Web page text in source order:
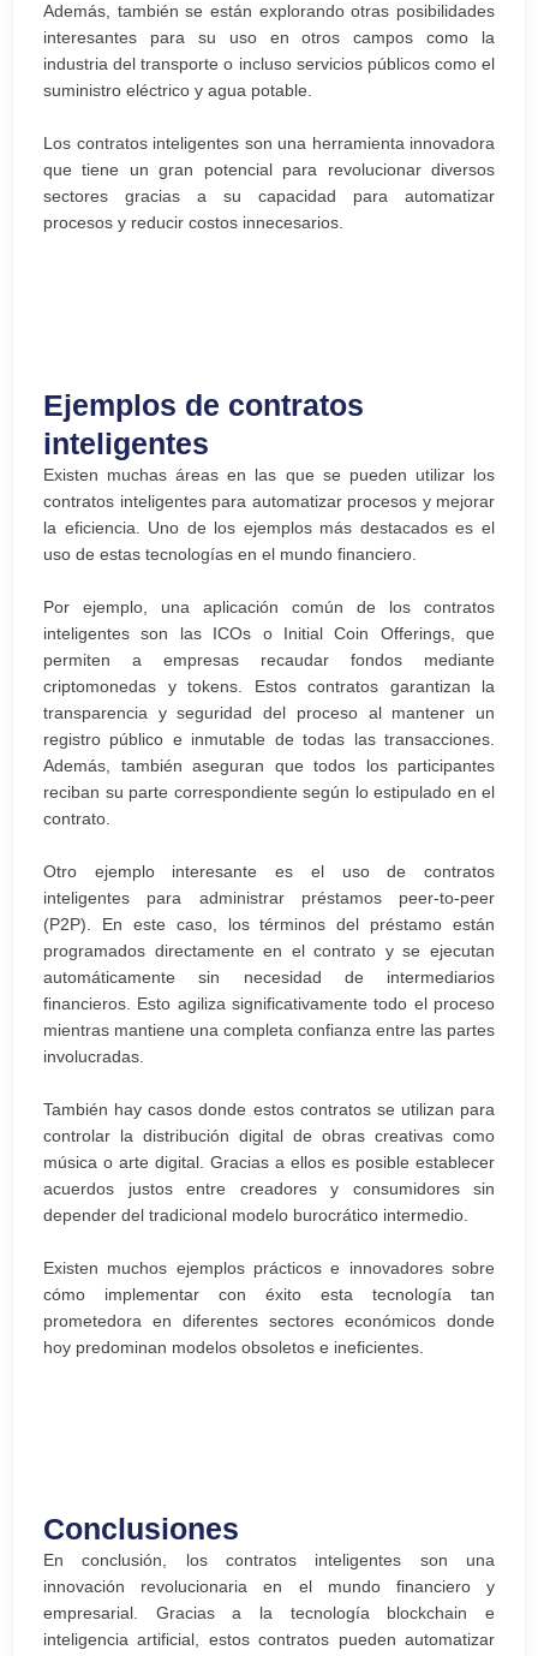
Además, también se están explorando otras posibilidades
interesantes para su uso en otros campos como la
industria del transporte o incluso servicios públicos como el
suministro eléctrico y agua potable.
Los contratos inteligentes son una herramienta innovadora
que tiene un gran potencial para revolucionar diversos
sectores gracias a su capacidad para automatizar
procesos y reducir costos innecesarios.
Ejemplos de contratos
inteligentes
Existen muchas áreas en las que se pueden utilizar los
contratos inteligentes para automatizar procesos y mejorar
la eficiencia. Uno de los ejemplos más destacados es el
uso de estas tecnologías en el mundo financiero.
Por ejemplo, una aplicación común de los contratos
inteligentes son las ICOs o Initial Coin Offerings, que
permiten a empresas recaudar fondos mediante
criptomonedas y tokens. Estos contratos garantizan la
transparencia y seguridad del proceso al mantener un
registro público e inmutable de todas las transacciones.
Además, también aseguran que todos los participantes
reciban su parte correspondiente según lo estipulado en el
contrato.
Otro ejemplo interesante es el uso de contratos
inteligentes para administrar préstamos peer-to-peer
(P2P). En este caso, los términos del préstamo están
programados directamente en el contrato y se ejecutan
automáticamente sin necesidad de intermediarios
financieros. Esto agiliza significativamente todo el proceso
mientras mantiene una completa confianza entre las partes
involucradas.
También hay casos donde estos contratos se utilizan para
controlar la distribución digital de obras creativas como
música o arte digital. Gracias a ellos es posible establecer
acuerdos justos entre creadores y consumidores sin
depender del tradicional modelo burocrático intermedio.
Existen muchos ejemplos prácticos e innovadores sobre
cómo implementar con éxito esta tecnología tan
prometedora en diferentes sectores económicos donde
hoy predominan modelos obsoletos e ineficientes.
Conclusiones
En conclusión, los contratos inteligentes son una
innovación revolucionaria en el mundo financiero y
empresarial. Gracias a la tecnología blockchain e
inteligencia artificial, estos contratos pueden automatizar